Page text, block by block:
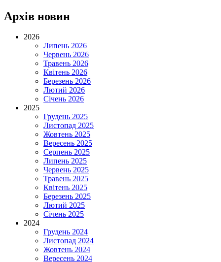
Архів новин
2026
Липень 2026
Червень 2026
Травень 2026
Квітень 2026
Березень 2026
Лютий 2026
Січень 2026
2025
Грудень 2025
Листопад 2025
Жовтень 2025
Вересень 2025
Серпень 2025
Липень 2025
Червень 2025
Травень 2025
Квітень 2025
Березень 2025
Лютий 2025
Січень 2025
2024
Грудень 2024
Листопад 2024
Жовтень 2024
Вересень 2024